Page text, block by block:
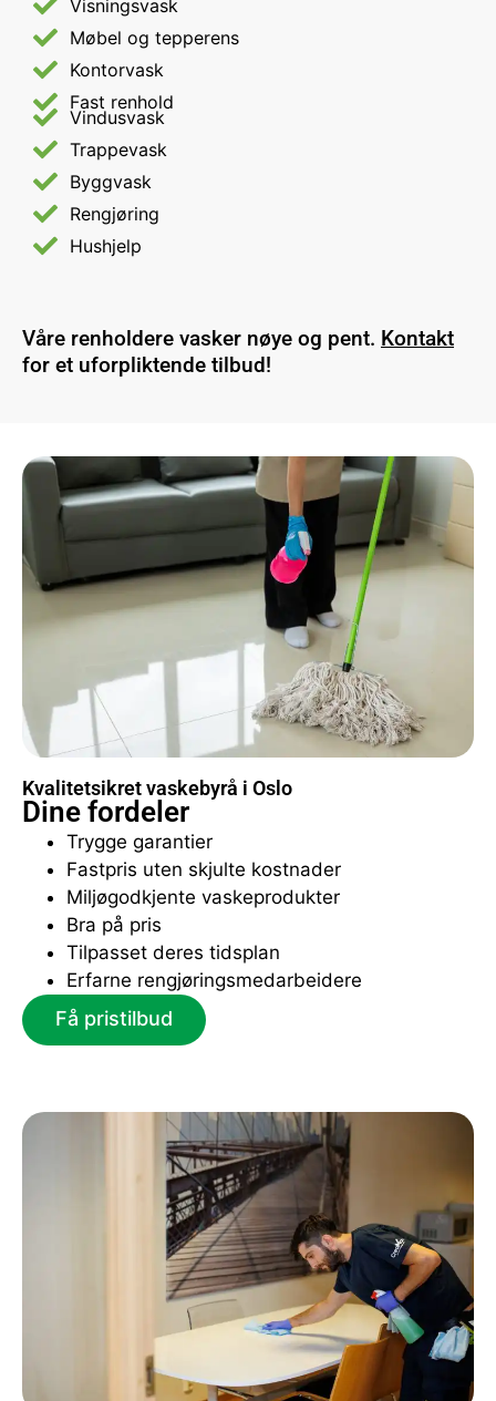
Visningsvask
Møbel og tepperens
Kontorvask
Fast renhold
Vindusvask
Trappevask
Byggvask
Rengjøring
Hushjelp
Våre renholdere vasker nøye og pent. Kontakt
for et uforpliktende tilbud!
Kvalitetsikret vaskebyrå i Oslo
Dine fordeler
Trygge garantier
Fastpris uten skjulte kostnader
Miljøgodkjente vaskeprodukter
Bra på pris
Tilpasset deres tidsplan
Erfarne rengjøringsmedarbeidere
Få pristilbud